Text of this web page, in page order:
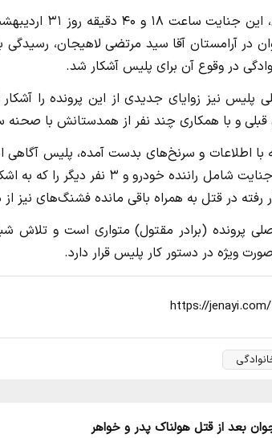
به گزارش
در آرامستان آقا سید مرتضی لاهیجان، رسیدگی
در وقوع آن برای پلیس آشکار شد.
پلیس نیز زوایای جدیدی از این پرونده را آشکار
قبلی و با همکاری چند نفر از همدستانش با
با اطلاعات و سرنخ‌های بدست آمده، پلیس
از عوامل مرتبط با این جنایت
رفته در قتل به همراه باقی مانده فشنگ‌های
پرونده (برادر مقتول) متواری است و تلاش
ویژه در دستور کار پلیس قرار دارد.
بعد از قتل هولناک پدر و خواهر